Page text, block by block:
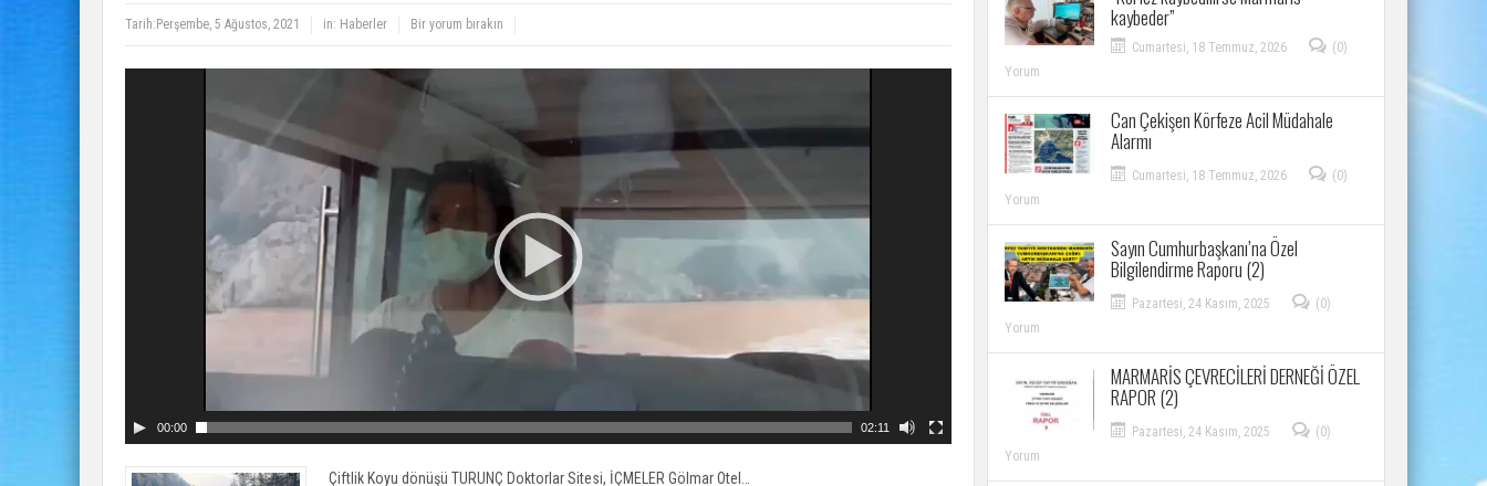
Tarih: Perşembe, 5 Ağustos, 2021 in: Haberler Bir yorum bırakın
00:00 02:11
Çiftlik Koyu dönüşü TURUNÇ Doktorlar Sitesi, İÇMELER Gölmar Otel…
kaybeder”
Cumartesi, 18 Temmuz, 2026
(0)
Yorum
Can Çekişen Körfeze Acil Müdahale
Alarmı
Cumartesi, 18 Temmuz, 2026
(0)
Yorum
Sayın Cumhurbaşkanı’na Özel
Bilgilendirme Raporu (2)
Pazartesi, 24 Kasım, 2025
(0)
Yorum
MARMARİS ÇEVRECİLERİ DERNEĞİ ÖZEL
RAPOR (2)
Pazartesi, 24 Kasım, 2025
(0)
Yorum